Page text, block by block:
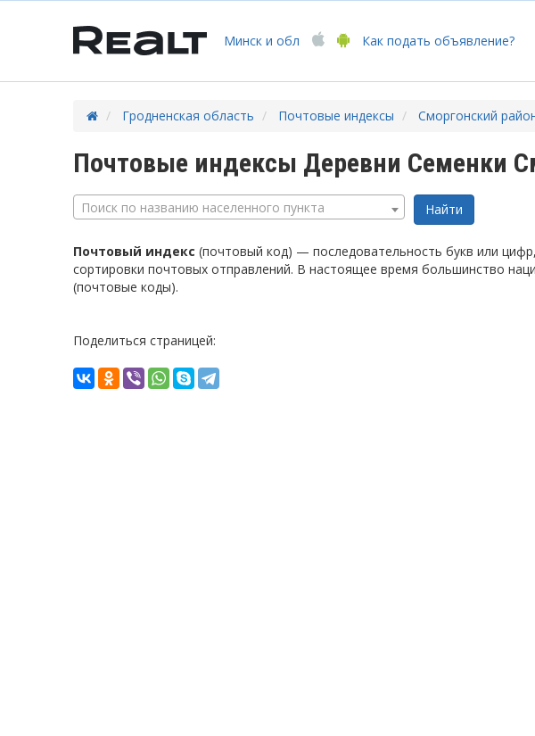
Минск и обл Как подать объявление?
Гродненская область Почтовые индексы Сморгонский
Почтовые индексы Деревни Семенки
Поиск по названию населенного пункта
Почтовый индекс (почтовый код) — последовательность букв или
сортировки почтовых отправлений. В настоящее время большинство
(почтовые коды).
Поделиться страницей: